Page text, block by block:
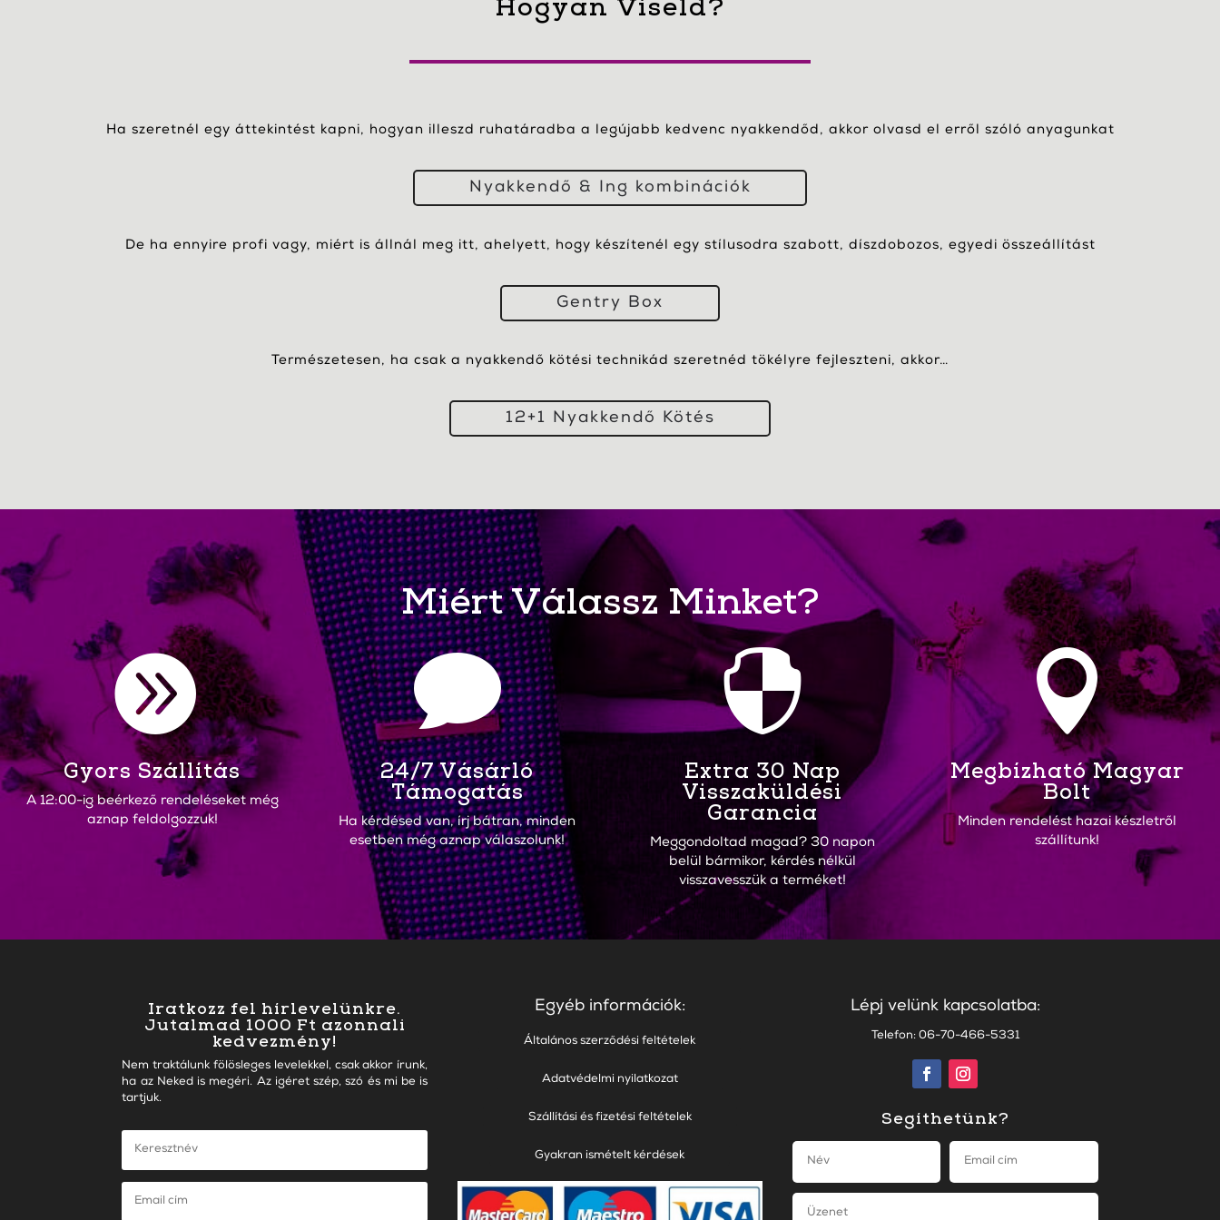
Hogyan Viseld?
Ha szeretnél egy áttekintést kapni, hogyan illeszd ruhatáradba a legújabb kedvenc nyakkendőd, akkor olvasd el erről szóló anyagunkat
Nyakkendő & Ing kombinációk
De ha ennyire profi vagy, miért is állnál meg itt, ahelyett, hogy készítenél egy stílusodra szabott, díszdobozos, egyedi összeállítást
Gentry Box
Természetesen, ha csak a nyakkendő kötési technikád szeretnéd tökélyre fejleszteni, akkor…
12+1 Nyakkendő Kötés
Miért Válassz Minket?

Gyors Szállítás
A 12:00-ig beérkező rendeléseket még
aznap feldolgozzuk!

24/7 Vásárló
Támogatás
Ha kérdésed van, írj bátran, minden
esetben még aznap válaszolunk!

Extra 30 Nap
Visszaküldési
Garancia
Meggondoltad magad? 30 napon
belül bármikor, kérdés nélkül
visszavesszük a terméket!

Megbízható Magyar
Bolt
Minden rendelést hazai készletről
szállítunk!
Iratkozz fel hírlevelünkre.
Jutalmad 1000 Ft azonnali
kedvezmény!
Nem traktálunk fölösleges levelekkel, csak akkor írunk,
ha az Neked is megéri. Az igéret szép, szó és mi be is
tartjuk.
Egyéb információk:
Általános szerződési feltételek
Adatvédelmi nyilatkozat
Szállítási és fizetési feltételek
Gyakran ismételt kérdések
Lépj velünk kapcsolatba:
Telefon: 06-70-466-5331
Segíthetünk?